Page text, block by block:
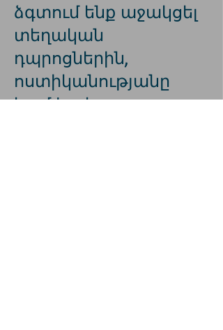
ձգտում ենք աջակցել
տեղական
դպրոցներին,
ոստիկանությանը
կամ հրշեջ